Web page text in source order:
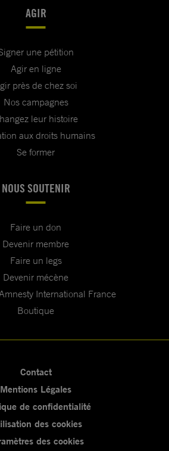
AGIR
une pétition
Agir en ligne
près de chez soi
Nos campagnes
leur histoire
aux droits humains
Se former
NOUS SOUTENIR
Faire un don
Devenir membre
Faire un legs
Devenir mécène
International France
Boutique
Contact
Mentions Légales
de confidentialité
des cookies
des cookies